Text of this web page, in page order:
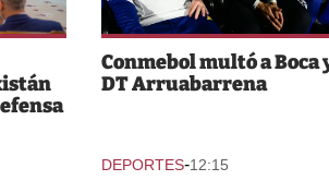
Conmebol multó a Boca
DT Arruabarrena
DEPORTES-12:15